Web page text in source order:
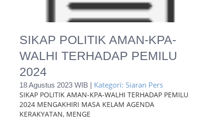
SIKAP POLITIK AMAN-KPA-
WALHI TERHADAP PEMILU
2024
18 Agustus 2023 WIB | Kategori: Siaran Pers
SIKAP POLITIK AMAN-KPA-WALHI TERHADAP PEMILU
2024 MENGAKHIRI MASA KELAM AGENDA
KERAKYATAN, MENGE